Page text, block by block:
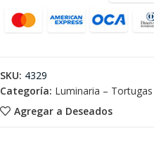
Agregar a Deseados
SKU: 4329
Categoría: Luminaria – Tortugas